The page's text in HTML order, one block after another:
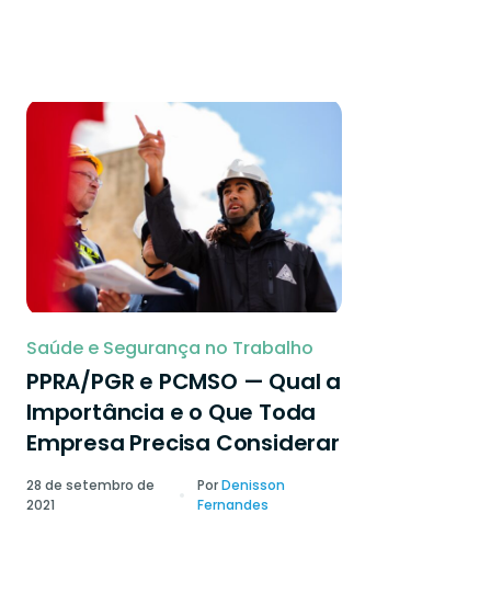
Saúde e Segurança no Trabalho
PPRA/PGR e PCMSO — Qual a
Importância e o Que Toda
Empresa Precisa Considerar
28 de setembro de
2021
PorDenisson
Fernandes